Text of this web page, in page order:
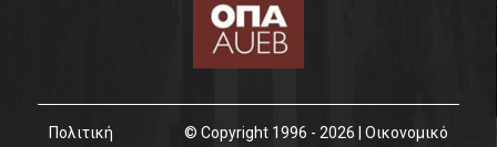
Πολιτική
© Copyright 1996 - 2026 | Οικονομικό